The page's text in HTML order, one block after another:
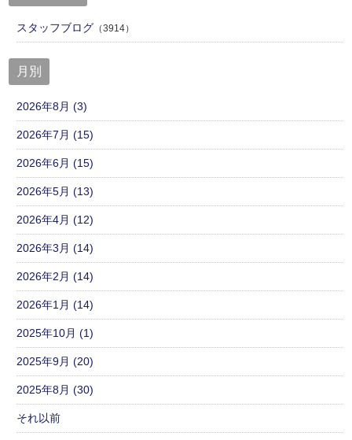
スタッフブログ （3914）
月別
2026年8月 (3)
2026年7月 (15)
2026年6月 (15)
2026年5月 (13)
2026年4月 (12)
2026年3月 (14)
2026年2月 (14)
2026年1月 (14)
2025年10月 (1)
2025年9月 (20)
2025年8月 (30)
それ以前